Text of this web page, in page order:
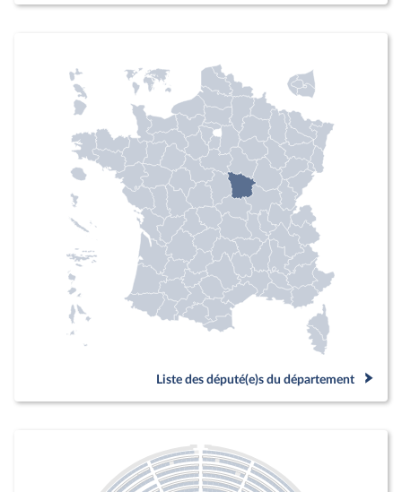
Liste des député(e)s du département